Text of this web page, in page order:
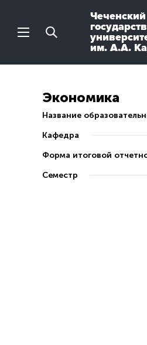
Чеченский
им. А.А.
Экономика
Название
Кафедра
Форма итоговой
Семестр